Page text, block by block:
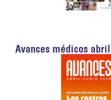
Avances médicos